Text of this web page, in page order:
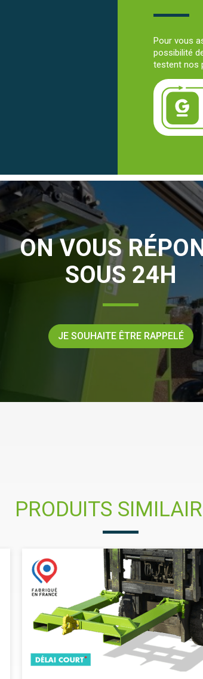
Pour vous
possibilité
testent nos
ON VOUS
SOUS 24H
JE SOUHAITE ÊTRE RAPPELÉ
PRODUITS